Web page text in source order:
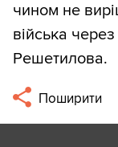
чином не
війська
Решетилова.
Поширити